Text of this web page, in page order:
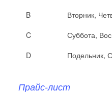
B
Вторник,
C
Суббота,
D
Подельник,
Прайс-лист